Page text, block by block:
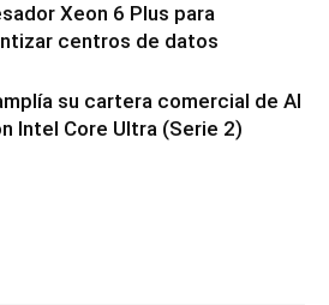
Xeon 6 Plus para
centros de datos
su cartera comercial de AI
Intel Core Ultra (Serie 2)